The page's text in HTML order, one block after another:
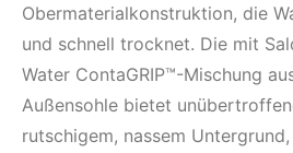
Obermaterialkonstruktion, die
und schnell trocknet. Die mit
Water ContaGRIP™-Mischung
Außensohle bietet
rutschigem, nassem